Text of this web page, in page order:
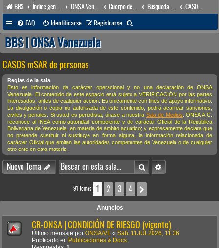
BBS Índice general ONSA Venezuela (acceso público)
FAQ
Identificarse Registrarse
u
a
r
BBS | ONSA Venezuela
CASOS mSAR de personas
Reglas de la sala
Esto es información de carácter operacional y no una declaración de ONSA
Venezuela. El contenido de este espacio está sujeto a VERIFICACIÓN por las partes
interesadas, antes de cualquier acción. Es únicamente con fines de apoyo informativo.
La divulgación o copia no autorizada de este contenido, podrá acarrear sanciones,
civiles y penales. Si usted es periodista, únase a nuestra Sala de Medios . ONSA A.C.
reconoce al INEA como autoridad competente y de carácter Oficial de la República
Bolivariana de Venezuela, en materia de ámbito acuático; y expresamente declara que
no pretende sustituir ni sustituye en forma alguna, la información relacionada de
carácter Oficial que emitan las autoridades competentes de Venezuela o de cualquier
otro ente en esta materia.
Nuevo Tema BuscarBúsqueda avanzada
91 temas 1 2 3 4
Anuncios
CR-ONSA | CONDICIÓN DE RIESGO (vigente)
Último mensaje por ONSA/VE « Sab. 11JUL2026, 11:36
Publicado en Publicaciones & Docs.
Respuestas: 1